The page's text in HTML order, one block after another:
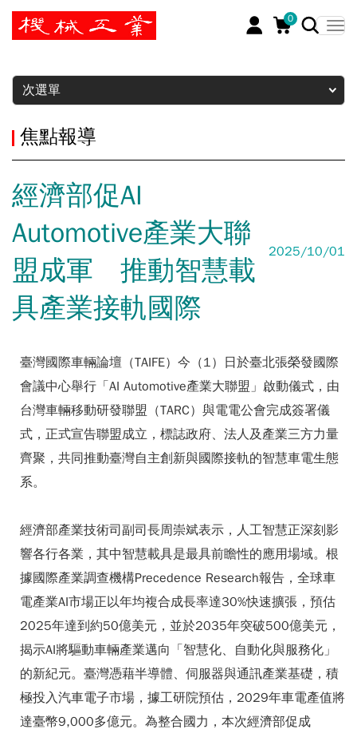
0
暫停
次選單
焦點報導
經濟部促AI
Automotive產業大聯
盟成軍 推動智慧載
具產業接軌國際
2025/10/01
臺灣國際車輛論壇（TAIFE）今（1）日於臺北張榮發國際
會議中心舉行「AI Automotive產業大聯盟」啟動儀式，由
台灣車輛移動研發聯盟（TARC）與電電公會完成簽署儀
式，正式宣告聯盟成立，標誌政府、法人及產業三方力量
齊聚，共同推動臺灣自主創新與國際接軌的智慧車電生態
系。
經濟部產業技術司副司長周崇斌表示，人工智慧正深刻影
響各行各業，其中智慧載具是最具前瞻性的應用場域。根
據國際產業調查機構Precedence Research報告，全球車
電產業AI市場正以年均複合成長率達30%快速擴張，預估
2025年達到約50億美元，並於2035年突破500億美元，
揭示AI將驅動車輛產業邁向「智慧化、自動化與服務化」
的新紀元。臺灣憑藉半導體、伺服器與通訊產業基礎，積
極投入汽車電子市場，據工研院預估，2029年車電產值將
達臺幣9,000多億元。為整合國力，本次經濟部促成